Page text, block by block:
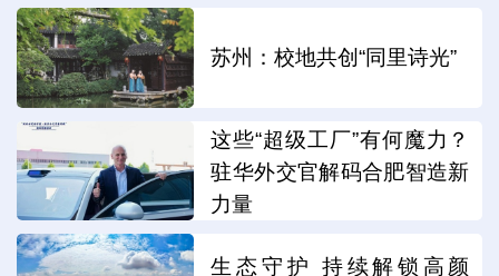
苏州：校地共创“同里诗光”
这些“超级工厂”有何魔力？
驻华外交官解码合肥智造新
力量
生态守护 持续解锁高颜